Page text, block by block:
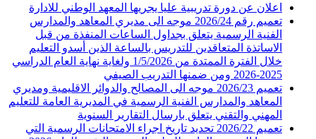
اعلان عن دورة تدريبية عليا يجريها المعهد الوطني للادارة
تعميم رقم 2026/24 موجه الى مديري المعاهد والمدارس
الفنية الرسمية يتعلق بجداول الساعات المنفذة من قبل
الاساتذة المتعاقدين للتدريس بالساعة الذين أسدو التعليم
خلال الفترة الممتدة من 1/5/2026 ولغاية نهاية العام الدراسي
2025-2026 ومن ضمنها التدريب الصيفي
تعميم 2026/23 موجه الى المصالح والدوائر الاقليمية ومديري
المعاهد والمدارس الفنية الرسمية في المديرية العامة للتعليم
المهني والتقني يتعلق بارسال التقارير السنوية
تعميم 2026/22 تحديد تاريخ اجراء الامتحانات الرسمية التي